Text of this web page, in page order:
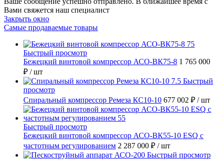
Вами свяжется наш специалист
Закрыть окно
Самые продаваемые товары
Быстрый просмотр
Бежецкий винтовой компрессор АСО-ВК75-8 1 765 000
₽ / шт
Быстрый
просмотр
Спиральный компрессор Ремеза КС10-10 677 002 ₽ / шт
Быстрый просмотр
Бежецкий винтовой компрессор АСО-ВК55-10 ESQ с
частотным регулированием 2 287 000 ₽ / шт
Быстрый просмотр